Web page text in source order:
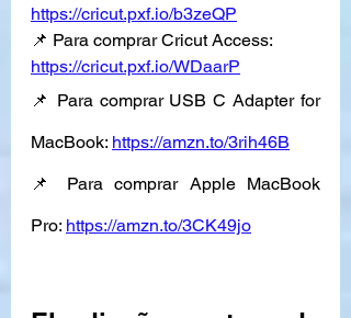
https://cricut.pxf.io/b3zeQP
📌 Para comprar Cricut Access:
https://cricut.pxf.io/WDaarP
📌 Para comprar USB C Adapter for
MacBook: https://amzn.to/3rih46B
📌 Para comprar Apple MacBook
Pro: https://amzn.to/3CK49jo